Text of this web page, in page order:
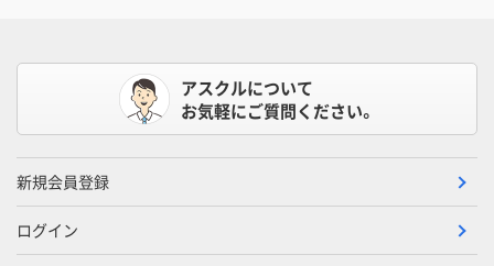
アスクルについて
お気軽にご質問ください。
新規会員登録
ログイン